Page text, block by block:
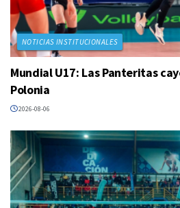
NOTICIAS INSTITUCIONALES
Mundial U17: Las Panteritas
Polonia
2026-08-06